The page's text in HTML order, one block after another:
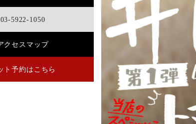
03-5922-1050
クセスマップ
ト予約はこちら